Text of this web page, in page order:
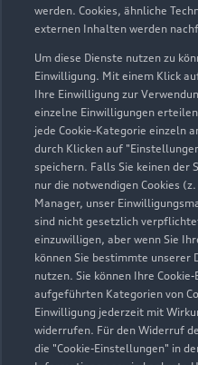
werden. Cookies, ähnliche
externen Inhalten werden
Um diese Dienste nutzen zu
Einwilligung. Mit einem Klick
Ihre Einwilligung zur
einzelne Einwilligungen
jede Cookie-Kategorie einzeln
durch Klicken auf
speichern. Falls Sie keinen der
nur die notwendigen Cookies
Manager, unser
sind nicht gesetzlich
einzuwilligen, aber wenn Sie
können Sie bestimmte unserer
nutzen. Sie können Ihre
aufgeführten Kategorien von
Einwilligung jederzeit mit
widerrufen. Für den Widerruf
die "Cookie-Einstellungen" in
Öffnungszeiten
Verkauf
Geöffnet bis18:00
Service
Geöffnet bis18:00
Modelle